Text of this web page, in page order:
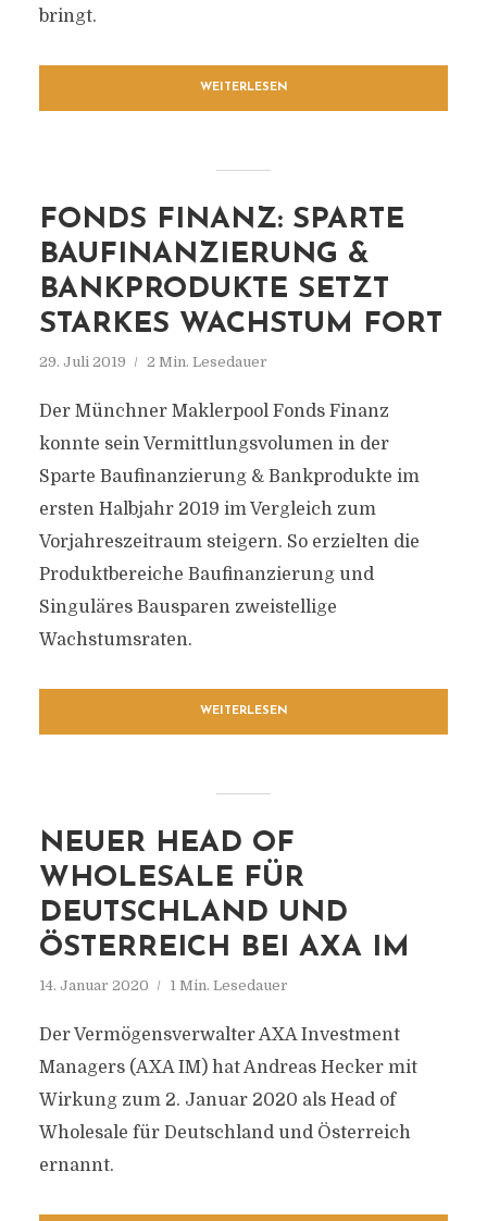
bringt.
WEITERLESEN
FONDS FINANZ: SPARTE
BAUFINANZIERUNG &
BANKPRODUKTE SETZT
STARKES WACHSTUM FORT
29. Juli 2019 2 Min. Lesedauer
Der Münchner Maklerpool Fonds Finanz
konnte sein Vermittlungsvolumen in der
Sparte Baufinanzierung & Bankprodukte im
ersten Halbjahr 2019 im Vergleich zum
Vorjahreszeitraum steigern. So erzielten die
Produktbereiche Baufinanzierung und
Singuläres Bausparen zweistellige
Wachstumsraten.
WEITERLESEN
NEUER HEAD OF
WHOLESALE FÜR
DEUTSCHLAND UND
ÖSTERREICH BEI AXA IM
14. Januar 2020 1 Min. Lesedauer
Der Vermögensverwalter AXA Investment
Managers (AXA IM) hat Andreas Hecker mit
Wirkung zum 2. Januar 2020 als Head of
Wholesale für Deutschland und Österreich
ernannt.